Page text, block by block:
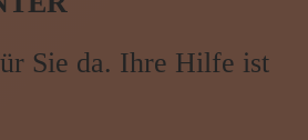
Kategorien
Sie da. Ihre Hilfe ist